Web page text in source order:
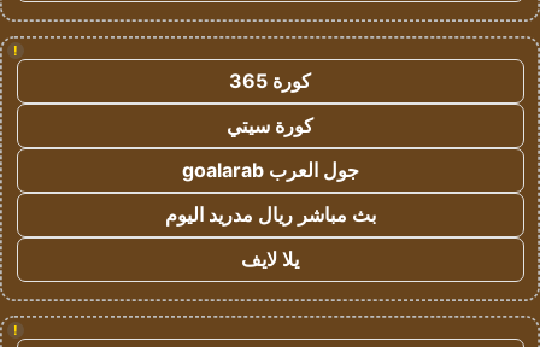
!
كورة 365
كورة سيتي
جول العرب goalarab
بث مباشر ريال مدريد اليوم
يلا لايف
!